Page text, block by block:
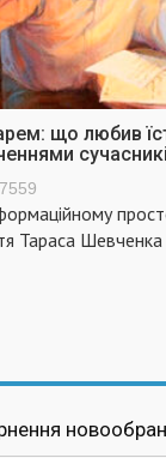
що любив
Тараса